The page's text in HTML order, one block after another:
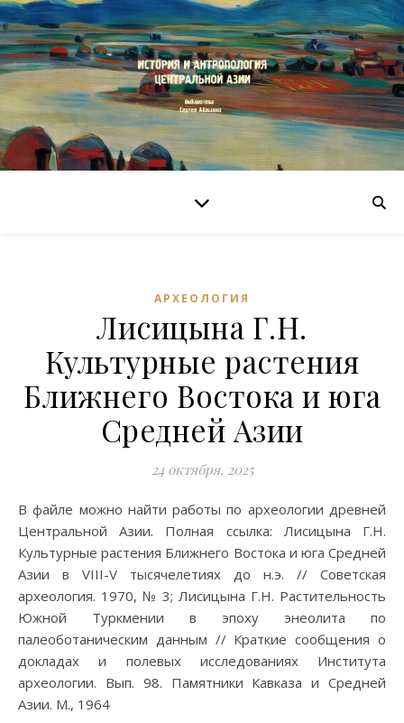
АРХЕОЛОГИЯ
Лисицына Г.Н.
Культурные растения
Ближнего Востока и юга
Средней Азии
24 октября, 2025
В файле можно найти работы по археологии древней
Центральной Азии. Полная ссылка: Лисицына Г.Н.
Культурные растения Ближнего Востока и юга Средней
Азии в VIII-V тысячелетиях до н.э. // Советская
археология. 1970, № 3; Лисицына Г.Н. Растительность
Южной Туркмении в эпоху энеолита по
палеоботаническим данным // Краткие сообщения о
докладах и полевых исследованиях Института
археологии. Вып. 98. Памятники Кавказа и Средней
Азии. М., 1964